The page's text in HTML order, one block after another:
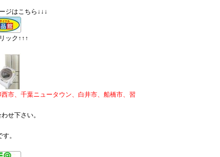
ジはこちら↓↓↓
ック↑↑↑
市、千葉ニュータウン、白井市、船橋市、習
せ下さい。
。